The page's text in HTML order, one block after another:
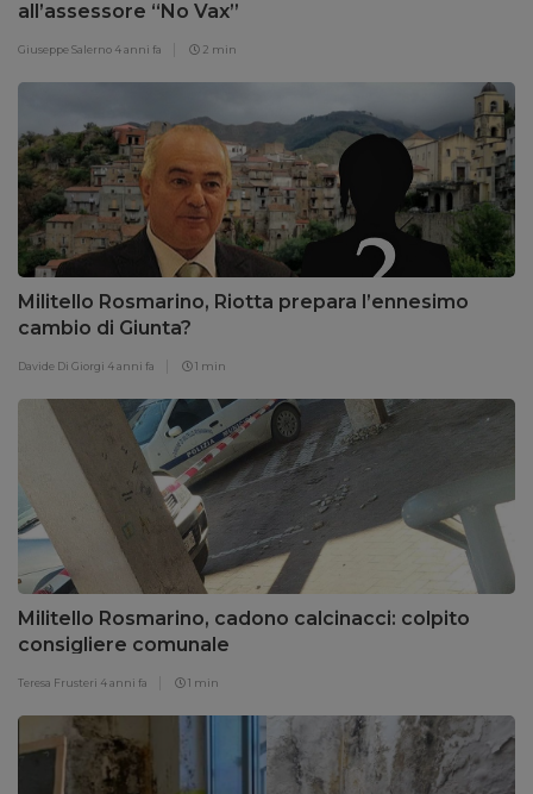
all’assessore “No Vax”
Giuseppe Salerno 4 anni fa 2 min
Militello Rosmarino, Riotta prepara l’ennesimo
cambio di Giunta?
Davide Di Giorgi 4 anni fa 1 min
Militello Rosmarino, cadono calcinacci: colpito
consigliere comunale
Teresa Frusteri 4 anni fa 1 min